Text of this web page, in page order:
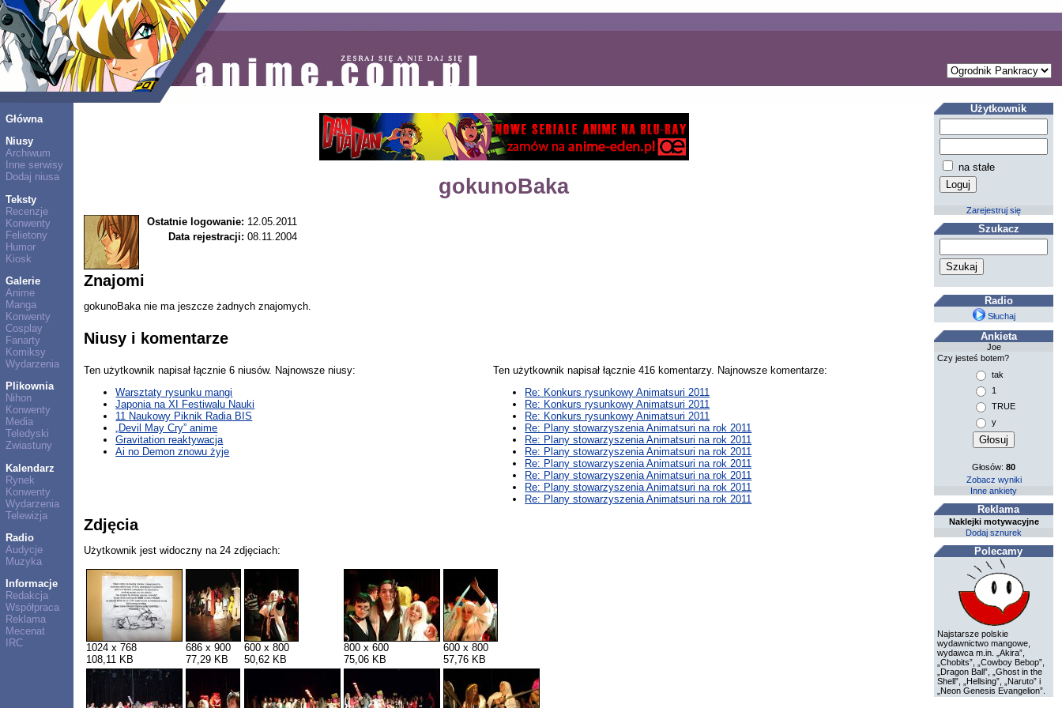
Główna
Niusy
Archiwum
Inne serwisy
Dodaj niusa
Teksty
Recenzje
Konwenty
Felietony
Humor
Kiosk
Galerie
Anime
Manga
Konwenty
Cosplay
Fanarty
Komiksy
Wydarzenia
Plikownia
Nihon
Konwenty
Media
Teledyski
Zwiastuny
Kalendarz
Rynek
Konwenty
Wydarzenia
Telewizja
Radio
Audycje
Muzyka
Informacje
Redakcja
Współpraca
Reklama
Mecenat
IRC
gokunoBaka
Ostatnie logowanie: 12.05.2011
Data rejestracji: 08.11.2004
Znajomi
gokunoBaka nie ma jeszcze żadnych znajomych.
Niusy i komentarze
Ten użytkownik napisał łącznie 6 niusów. Najnowsze niusy:
Warsztaty rysunku mangi
Japonia na XI Festiwalu Nauki
11 Naukowy Piknik Radia BIS
„Devil May Cry” anime
Gravitation reaktywacja
Ai no Demon znowu żyje
Ten użytkownik napisał łącznie 416 komentarzy. Najnowsze komentarze:
Re: Konkurs rysunkowy Animatsuri 2011
Re: Konkurs rysunkowy Animatsuri 2011
Re: Konkurs rysunkowy Animatsuri 2011
Re: Plany stowarzyszenia Animatsuri na rok 2011
Re: Plany stowarzyszenia Animatsuri na rok 2011
Re: Plany stowarzyszenia Animatsuri na rok 2011
Re: Plany stowarzyszenia Animatsuri na rok 2011
Re: Plany stowarzyszenia Animatsuri na rok 2011
Re: Plany stowarzyszenia Animatsuri na rok 2011
Re: Plany stowarzyszenia Animatsuri na rok 2011
Zdjęcia
Użytkownik jest widoczny na 24 zdjęciach:
1024 x 768
108,11 KB
686 x 900
77,29 KB
600 x 800
50,62 KB
800 x 600
75,06 KB
600 x 800
57,76 KB
Użytkownik
na stałe
Zarejestruj się
Szukacz
Radio
Słuchaj
Ankieta
Joe
Czy jesteś botem?
tak
1
TRUE
y
Głosów:80
Zobacz wyniki
Inne ankiety
Reklama
Naklejki motywacyjne
Dodaj sznurek
Polecamy
Najstarsze polskie
wydawnictwo mangowe,
wydawca m.in. „Akira”,
„Chobits”, „Cowboy Bebop”,
„Dragon Ball”, „Ghost in the
Shell”, „Hellsing”, „Naruto” i
„Neon Genesis Evangelion”.